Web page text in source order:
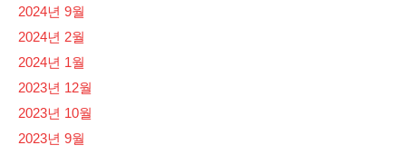
2024년 9월
2024년 2월
2024년 1월
2023년 12월
2023년 10월
2023년 9월